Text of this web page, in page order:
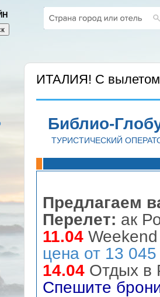
ИТАЛИЯ! С
Библио-
ТУРИСТИЧЕСКИЙ
Предлагаем
Перелет: ак
11.04
цена от 13
14.04 Отдых в
Спешите